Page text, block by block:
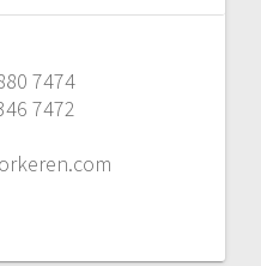
7474
7472